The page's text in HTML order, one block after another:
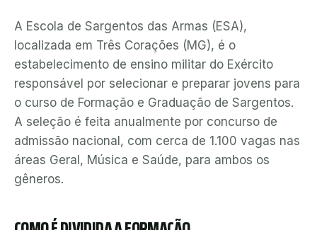
A Escola de Sargentos das Armas (ESA),
localizada em Três Corações (MG), é o
estabelecimento de ensino militar do Exército
responsável por selecionar e preparar jovens para
o curso de Formação e Graduação de Sargentos.
A seleção é feita anualmente por concurso de
admissão nacional, com cerca de 1.100 vagas nas
áreas Geral, Música e Saúde, para ambos os
gêneros.